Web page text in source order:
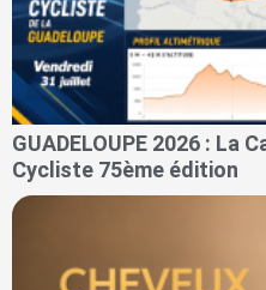
GUADELOUPE 2026 : La
Cycliste 75ème édition